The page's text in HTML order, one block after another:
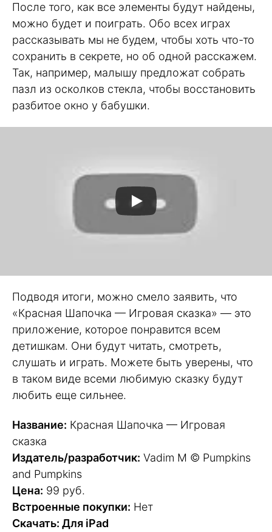
После того, как все элементы будут найдены,
можно будет и поиграть. Обо всех играх
рассказывать мы не будем, чтобы хоть что-то
сохранить в секрете, но об одной расскажем.
Так, например, малышу предложат собрать
пазл из осколков стекла, чтобы восстановить
разбитое окно у бабушки.
Подводя итоги, можно смело заявить, что
«Красная Шапочка — Игровая сказка» — это
приложение, которое понравится всем
детишкам. Они будут читать, смотреть,
слушать и играть. Можете быть уверены, что
в таком виде всеми любимую сказку будут
любить еще сильнее.
Название: Красная Шапочка — Игровая
сказка
Издатель/разработчик: Vadim M © Pumpkins
and Pumpkins
Цена: 99 руб.
Встроенные покупки: Нет
Скачать: Для iPad